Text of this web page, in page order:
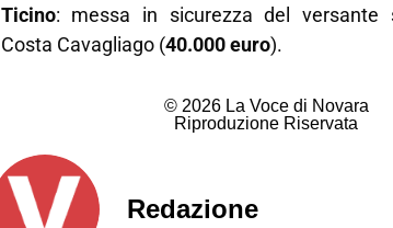
Ticino: messa in sicurezza del versante
Costa Cavagliago (40.000 euro).
© 2026 La Voce di Novara
Riproduzione Riservata
Redazione